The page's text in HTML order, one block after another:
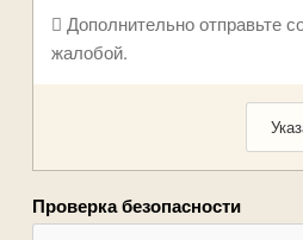
Дополнительно отправьте
жалобой.
Проверка безопасности